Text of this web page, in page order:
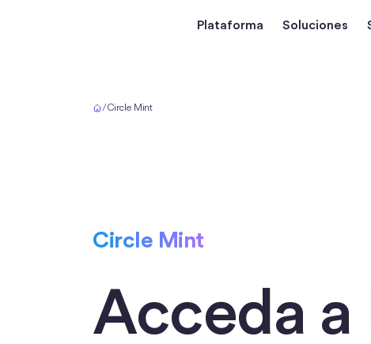
Plataforma Soluciones
/Circle Mint
Circle Mint
Acceda a